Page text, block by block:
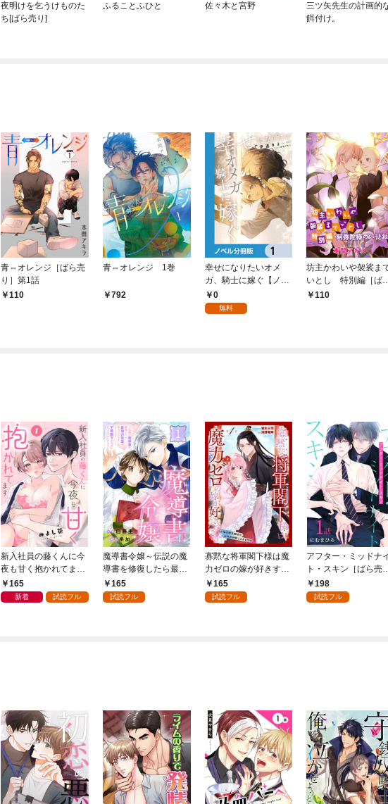
夜明けを乞うけものた
ち[ばら売り]
ふることふひと 佐々木と宮野
三ツ矢先生の計画的
餌付け。
青⇔オレンジ［ばら売
り］第1話
110
青⇔オレンジ 1巻
792
幸せになりたいオメ
ガ、騎士に嫁ぐ【ノベ
ル分冊版】 1
0
無料
坊主かわいや袈裟ま
いとし 特別編［ばら
売り］
110
新入社員の藤くんに今
夜も甘く抱かれてます
［ばら売り］ 第1話
165
新着 試読フル
魔導書令嬢～伝説の魔
導書を修復したら最強
の精霊が味方になりま
した（クールな王弟殿
165
試読フル
寡黙な将軍閣下様は魔
力ゼロの嫁が好きすぎ
る～なぜか旦那様の心
の声が聞こえます！？
165
試読フル
アフター・ミッドナ
ト・スキン［ばら売
り］ 第1話
198
試読フル